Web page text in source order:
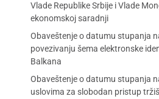
Vlade Republike Srbije i Vlade
ekonomskoj saradnji
Obaveštenje o datumu stupanja
povezivanju šema elektronske
Balkana
Obaveštenje o datumu stupanja
uslovima za slobodan pristup